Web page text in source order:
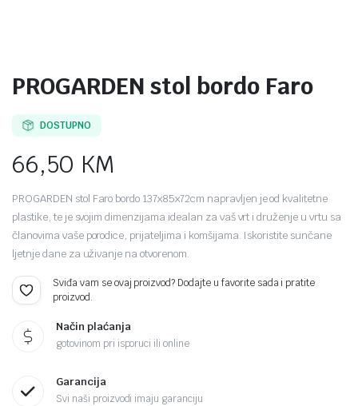
PROGARDEN stol bordo Faro
DOSTUPNO
66,50 KM
PROGARDEN stol Faro bordo 137x85x72cm napravljen je od kvalitetne
plastike, te je svojim dimenzijama idealan za vaš vrt i druženje u vrtu sa
članovima vaše porodice, prijateljima i komšijama. Iskoristite sunčane
ljetnje dane za uživanje na otvorenom.
Sviđa vam se ovaj proizvod? Dodajte u favorite sada i pratite
proizvod.
Način plaćanja
gotovinom pri isporuci ili online
Garancija
Svi naši proizvodi imaju garanciju